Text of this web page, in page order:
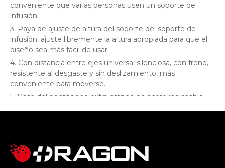
conveniente que varias personas usen un soporte de
infusión.
3. Paya de ajuste de altura del soporte del soporte de
infusión, ajuste libremente la altura apropiada para que el
diseño sea más fácil de usar.
4. Con distancia entre ejes universal silenciosa, con freno,
resistente al desgaste y sin deslizamiento, más
conveniente para moverse.
5. Base del pentágono extra grande de acero inoxidable
7. Diseño de precisión integrado, sensación de mano
cómoda y apariencia hermosa.